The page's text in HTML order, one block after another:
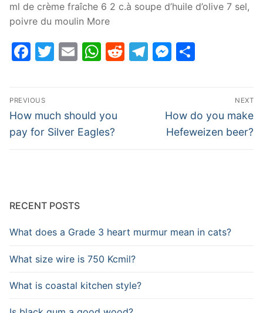
ml de crème fraîche 6 2 c.à soupe d’huile d’olive 7 sel,
poivre du moulin More
Facebook
Twitter
EmailWhatsApp
Reddit
Telegram
Post
navigation
PREVIOUS
Previous
post:
How much should you
pay for Silver Eagles?
NEXT
Next
post:
How do you make
Hefeweizen beer?
RECENT POSTS
What does a Grade 3 heart murmur mean in cats?
What size wire is 750 Kcmil?
What is coastal kitchen style?